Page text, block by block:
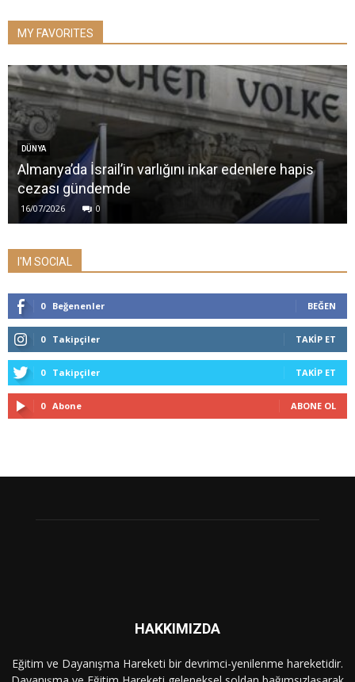
MY FAVORITES
DÜNYA
Almanya’da İsrail’in varlığını inkar edenlere hapis
cezası gündemde
16/07/2026 0
I'M SOCIAL
0 Beğenenler BEĞEN
0 Takipçiler TAKIP ET
0 Takipçiler TAKIP ET
0 Abone ABONE OL
HAKKIMIZDA
Eğitim ve Dayanışma Hareketi bir devrimci-yenilenme hareketidir.